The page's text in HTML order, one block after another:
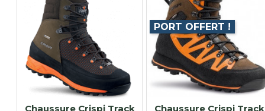
Chaussure Crispi Track
Chaussure Crispi Track
PORT OFFERT !